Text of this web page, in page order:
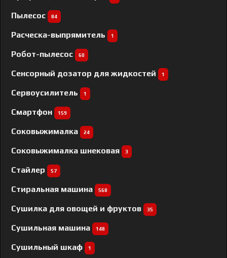
Пылесос 84
Расческа-выпрямитель 1
Робот-пылесос 60
Сенсорный дозатор для жидкостей 1
Сервоусилитель 1
Смартфон 159
Соковыжималка 24
Соковыжималка шнековая 3
Стайлер 57
Стиральная машина 568
Сушилка для овощей и фруктов 35
Сушильная машина 148
Сушильный шкаф 1